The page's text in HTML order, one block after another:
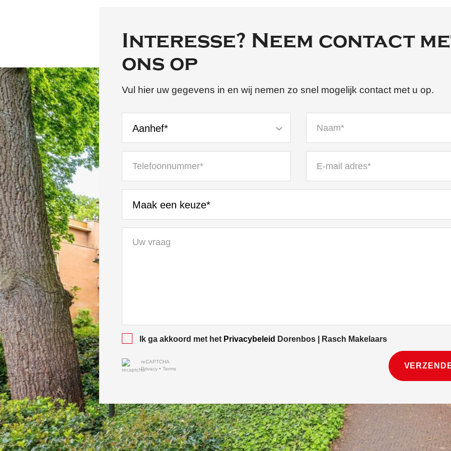
Interesse? Neem contact
ons op
Vul hier uw gegevens in en wij nemen zo snel mogelijk contact met u op.
Aanhef*
Maak een keuze*
Ik ga akkoord met het Privacybeleid Dorenbos | Rasch Makelaars
reCAPTCHA
Privacy • Terms